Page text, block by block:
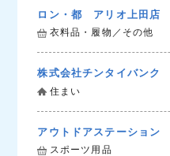
ロン・都 アリオ上田店
衣料品・履物／その他
株式会社チンタイバンク
住まい
アウトドアステーショ
スポーツ用品